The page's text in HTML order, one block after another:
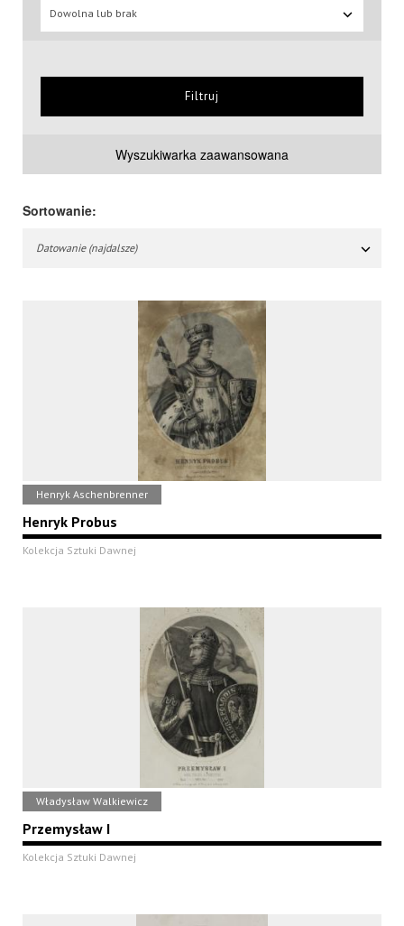
Dowolna lub brak
Filtruj
Wyszukiwarka zaawansowana
Sortowanie:
Datowanie (najdalsze)
Henryk Aschenbrenner
Henryk Probus
Kolekcja Sztuki Dawnej
Władysław Walkiewicz
Przemysław I
Kolekcja Sztuki Dawnej